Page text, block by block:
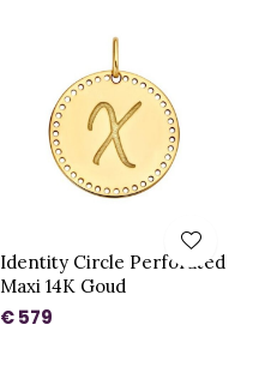
Identity Circle Perforated
Maxi 14K Goud
€ 579